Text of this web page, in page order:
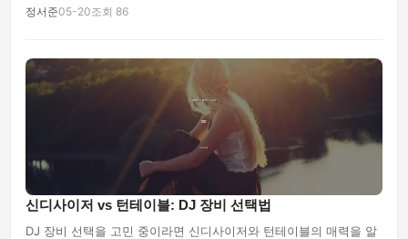
정서준05-20조회 86
신디사이저 vs 턴테이블: DJ 장비 선택법
DJ 장비 선택을 고민 중이라면 신디사이저와 턴테이블의 매력을 알